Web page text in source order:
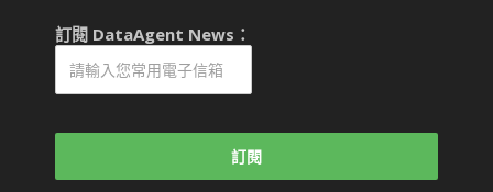
訂閱 DataAgent News：